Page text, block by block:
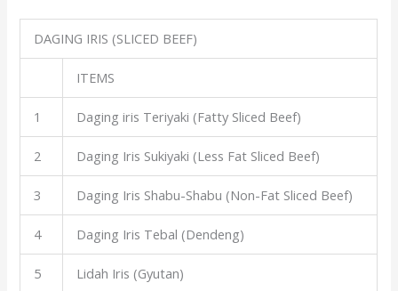
DAGING IRIS (SLICED BEEF)
ITEMS
1 Daging iris Teriyaki (Fatty Sliced Beef)
2 Daging Iris Sukiyaki (Less Fat Sliced Beef)
3 Daging Iris Shabu-Shabu (Non-Fat Sliced Beef)
4 Daging Iris Tebal (Dendeng)
5 Lidah Iris (Gyutan)